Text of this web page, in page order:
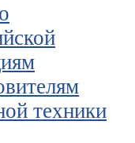
техники